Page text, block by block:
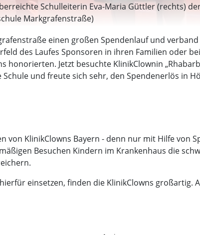
Schulleiterin Eva-Maria Güttler (rechts)
Markgrafenstraße)
einen großen Spendenlauf und
des Laufes Sponsoren in ihren Familien oder
honorierten. Jetzt besuchte KlinikClownin
und freute sich sehr, den Spendenerlös in
von KlinikClowns Bayern - denn nur mit Hilfe von
Besuchen Kindern im Krankenhaus die
einsetzen, finden die KlinikClowns